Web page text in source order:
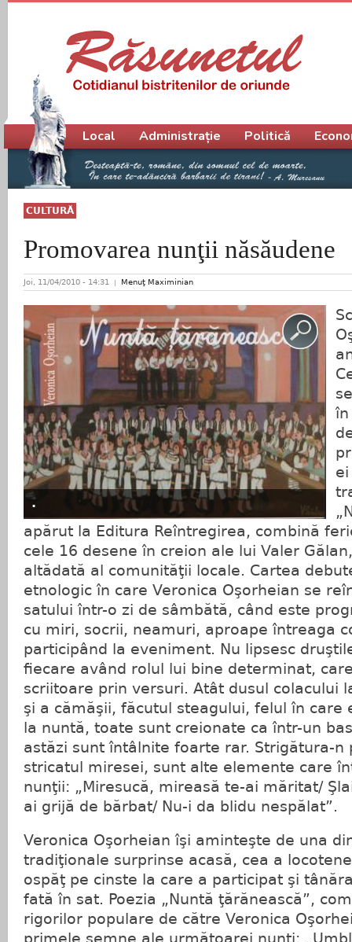
CULTURĂ
Promovarea nunţii năsăudene
Joi, 11/04/2010 - 14:31 Menuţ Maximinian
.
în
apărut la Editura Reîntregirea, combină
cele 16 desene în creion ale lui Valer
altădată al comunităţii locale. Cartea
etnologic în care Veronica Oşorheian se
satului într-o zi de sâmbătă, când este
cu miri, socrii, neamuri, aproape întreaga
participând la eveniment. Nu lipsesc
fiecare având rolul lui bine determinat,
scriitoare prin versuri. Atât dusul colacului
şi a cămăşii, făcutul steagului, felul în care
la nuntă, toate sunt creionate ca într-un
astăzi sunt întâlnite foarte rar. Strigătura-n
stricatul miresei, sunt alte elemente care
nunţii: „Miresucă, mireasă te-ai măritat/
ai grijă de bărbat/ Nu-i da blidu nespălat”.
Veronica Oşorheian îşi aminteşte de una
tradiţionale surprinse acasă, cea a
ospăţ pe cinste la care a participat şi
fată în sat. Poezia „Nuntă ţărănească”,
rigorilor populare de către Veronica
primele semne ale următoarei nunţi:
Meniu principal
Local Administrație Politică